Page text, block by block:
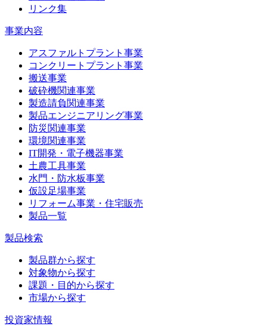
リンク集
事業内容
アスファルトプラント事業
コンクリートプラント事業
搬送事業
破砕機関連事業
製造請負関連事業
製品エンジニアリング事業
防災関連事業
環境関連事業
IT開発・電子機器事業
土農工具事業
水門・防水板事業
仮設足場事業
リフォーム事業・住宅販売
製品一覧
製品検索
製品群から探す
対象物から探す
課題・目的から探す
市場から探す
投資家情報